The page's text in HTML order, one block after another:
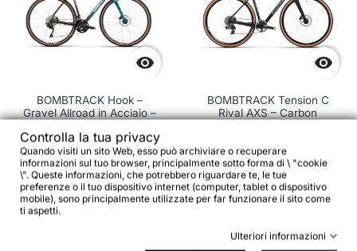

BOMBTRACK Hook –
Gravel Allroad in Acciaio –
2.496,00 €
Vedi dettagli

BOMBTRACK Tension C
Rival AXS – Carbon
4.321,00 € 4.549,00 €
Controlla la tua privacy
Quando visiti un sito Web, esso può archiviare o recuperare
informazioni sul tuo browser, principalmente sotto forma di \ "cookie
\". Queste informazioni, che potrebbero riguardare te, le tue
preferenze o il tuo dispositivo internet (computer, tablet o dispositivo
mobile), sono principalmente utilizzate per far funzionare il sito come
ti aspetti.
Ulteriori informazioni